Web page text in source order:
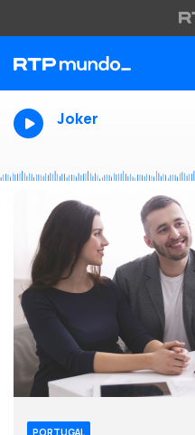
Joker
PORTUGAL